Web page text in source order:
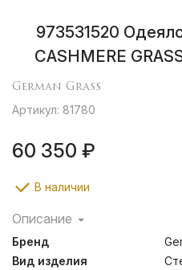
973531520
CASHMERE
German Grass
Артикул: 81780
60 350 ₽
В наличии
Описание
Альянс из одеял с
качества Mulberry и
кашмирских коз.
Бренд
Вид изделия